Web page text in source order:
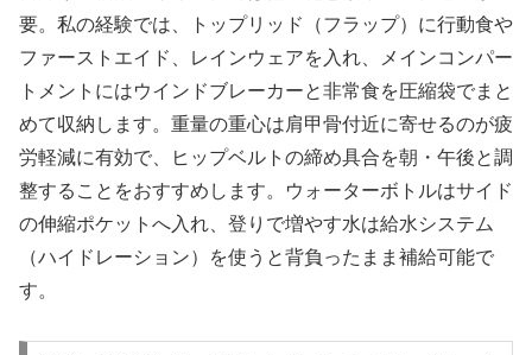
要。私の経験では、トップリッド（フラップ）に行動食や
ファーストエイド、レインウェアを入れ、メインコンパー
トメントにはウインドブレーカーと非常食を圧縮袋でまと
めて収納します。重量の重心は肩甲骨付近に寄せるのが疲
労軽減に有効で、ヒップベルトの締め具合を朝・午後と調
整することをおすすめします。ウォーターボトルはサイド
の伸縮ポケットへ入れ、登りで増やす水は給水システム
（ハイドレーション）を使うと背負ったまま補給可能で
す。